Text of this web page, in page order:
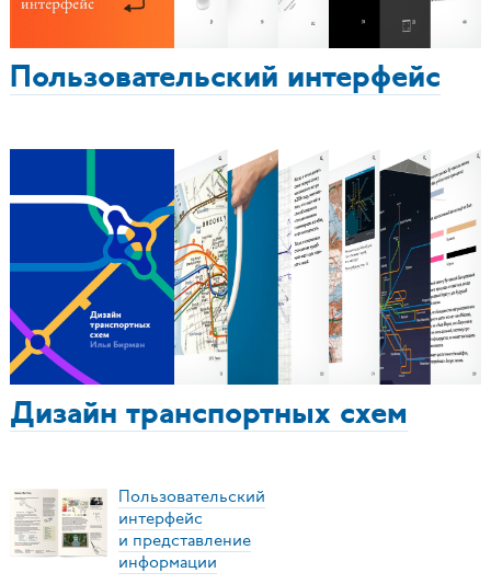
Пользовательский интерфейс
Дизайн транспортных схем
Пользовательский
интерфейс
и представление
информации